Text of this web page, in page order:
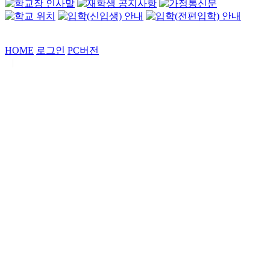
HOME 로그인 PC버전